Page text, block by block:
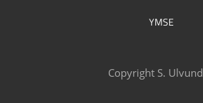
YMSE
Copyright S. Ulvund